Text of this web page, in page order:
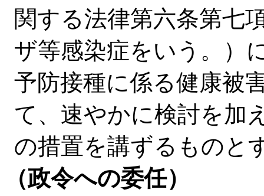
関する法律第六条第七
ザ等感染症をいう。）
予防接種に係る健康被
て、速やかに検討を加
の措置を講ずるものと
（政令への委任）